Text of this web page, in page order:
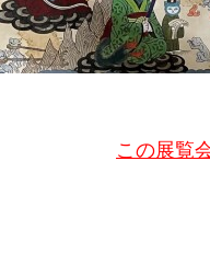
この展覧